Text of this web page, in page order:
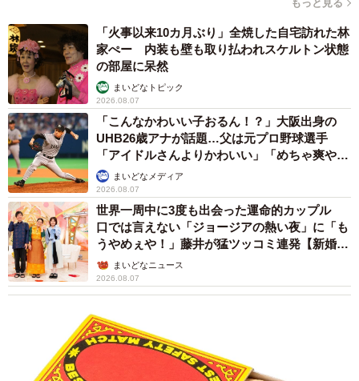
もっと見る
「火事以来10カ月ぶり」全焼した自宅訪れた林
家ぺー 内装も壁も取り払われスケルトン状態
の部屋に呆然
まいどなトピック
2026.08.07
「こんなかわいい子おるん！？」大阪出身の
UHB26歳アナが話題…父は元プロ野球選手
「アイドルさんよりかわいい」「めちゃ爽や
か」まいどなメディア
2026.08.07
世界一周中に3度も出会った運命的カップル
口では言えない「ジョージアの熱い夜」に「も
うやめぇや！」藤井が猛ツッコミ連発【新婚さ
ん】まいどなニュース
2026.08.07